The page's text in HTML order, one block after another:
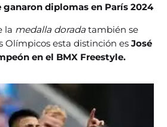
diplomas en París 2024
la medalla dorada también se
Olímpicos esta distinción es José
en el BMX Freestyle.